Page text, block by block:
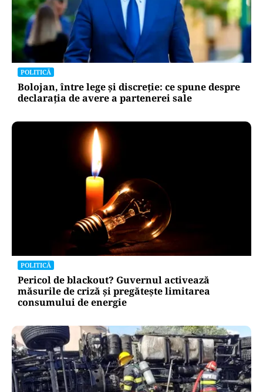
POLITICĂ
Bolojan, între lege și discreție: ce spune despre
declarația de avere a partenerei sale
POLITICĂ
Pericol de blackout? Guvernul activează
măsurile de criză și pregătește limitarea
consumului de energie